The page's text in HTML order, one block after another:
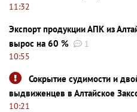
11:32
Экспорт продукции АПК из
вырос на 60 %
1
10:55
Сокрытие судимости и
выдвиженцев в Алтайское
10:21